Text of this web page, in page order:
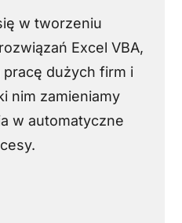
w tworzeniu
Excel VBA,
dużych firm i
nim zamieniamy
w automatyczne